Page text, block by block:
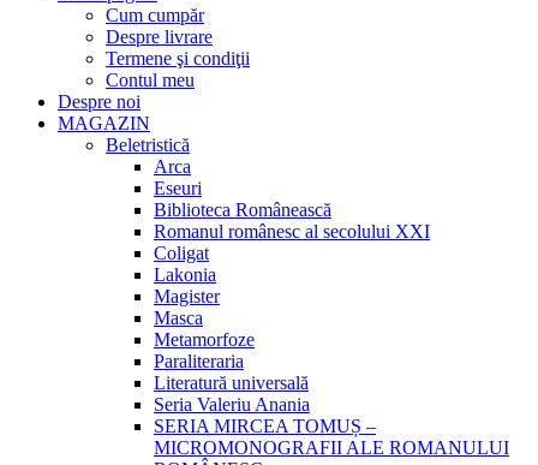
Cum cumpăr
Despre livrare
Termene şi condiţii
Contul meu
Despre noi
MAGAZIN
Beletristică
Arca
Eseuri
Biblioteca Românească
Romanul românesc al secolului XXI
Coligat
Lakonia
Magister
Masca
Metamorfoze
Paraliteraria
Literatură universală
Seria Valeriu Anania
SERIA MIRCEA TOMUȘ –
MICROMONOGRAFII ALE ROMANULUI